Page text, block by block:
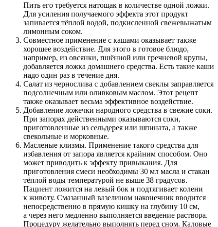
Пить его требуется натощак в количестве одной ложки.
Для усиления получаемого эффекта этот продукт
запивается тёплой водой, подкисленной свежевыжатым
лимонным соком.
Совместное применение с кашами оказывает также
хорошее воздействие. Для этого в готовое блюдо,
например, из овсянки, пшённой или гречневой крупы,
добавляется ложка домашнего средства. Есть такие каши
надо один раз в течение дня.
Салат из чернослива с добавлением свеклы заправляется
подсолнечным или оливковым маслом. Этот рецепт
также оказывает весьма эффективное воздействие.
Добавление ложечки народного средства в свежие соки.
При запорах действенными оказываются соки,
приготовленные из сельдерея или шпината, а также
свекольные и морковные.
Масленые клизмы. Применение такого средства для
избавления от запора является крайним способом. Оно
может приводить к эффекту привыкания. Для
приготовления смеси необходимы 30 мл масла и стакан
тёплой воды температурой не выше 38 градусов.
Пациент ложится на левый бок и подтягивает колени
к животу. Смазанный вазелином наконечник вводится
непосредственно в прямую кишку на глубину 10 см,
а через него медленно выполняется введение раствора.
Процедуру желательно выполнять перед сном. Каловые